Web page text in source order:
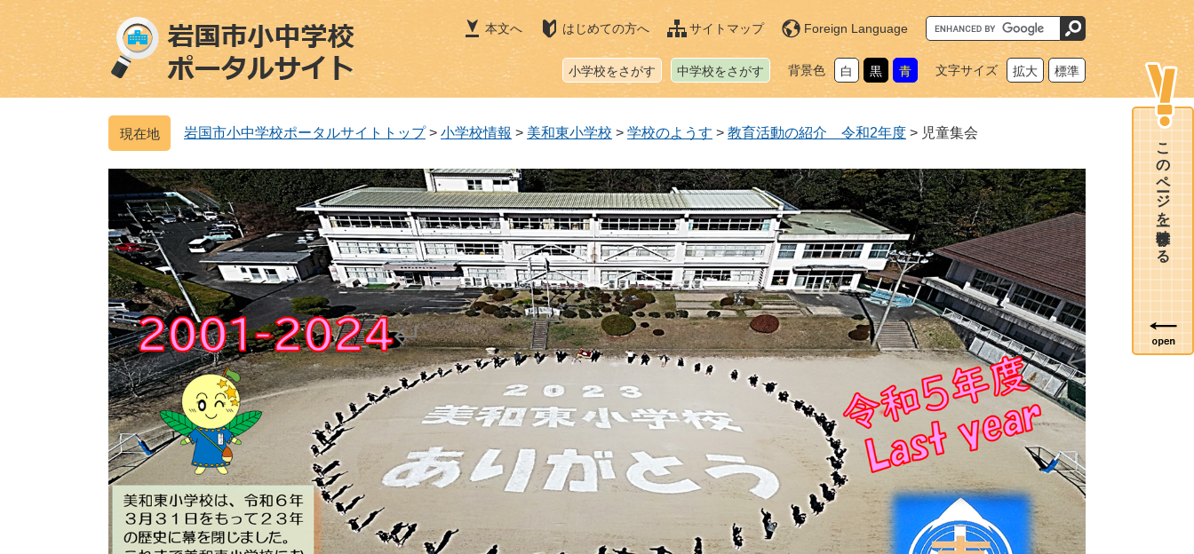
ジ
の
先
ュ
ー
を
本文へ はじめての方へ サイトマップ Foreign Language
G
o
o
カ
ム
小学校をさがす 中学校をさがす 背景色 白 黒 青 文字サイズ 拡大 標準
岩国市小中学校ポータルサイトトップ > 小学校情報 > 美和東小学校 > 学校のようす > 教育活動の紹介 令和2年度 > 児童集会
このページを一時保存する